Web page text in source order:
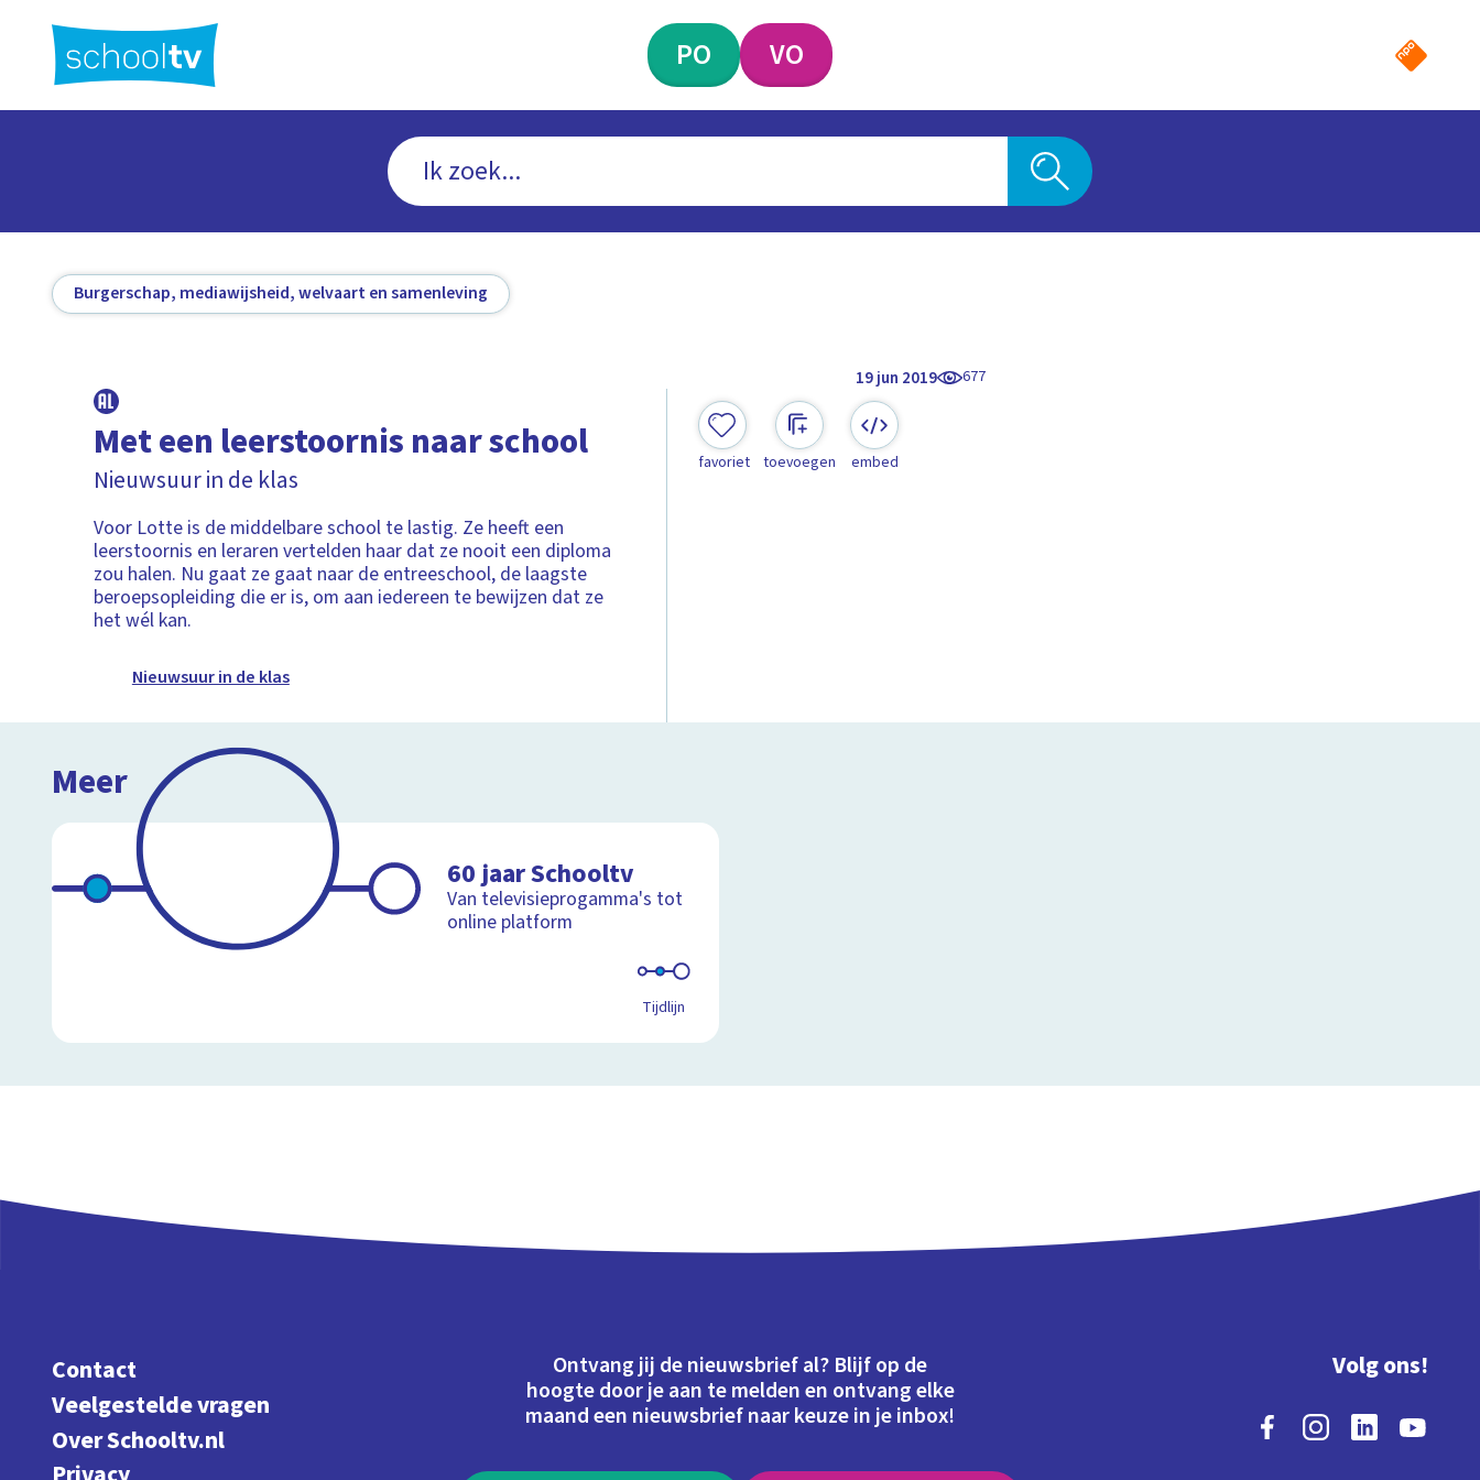
hoofdinhoud
PO VO
Burgerschap, mediawijsheid, welvaart en samenleving
19 jun 2019 677
Met een leerstoornis naar school
Nieuwsuur in de klas
Voor Lotte is de middelbare school te lastig. Ze heeft een
leerstoornis en leraren vertelden haar dat ze nooit een diploma
zou halen. Nu gaat ze gaat naar de entreeschool, de laagste
beroepsopleiding die er is, om aan iedereen te bewijzen dat ze
het wél kan.
Nieuwsuur in de klas
favoriet toevoegen embed
Meer
60 jaar Schooltv
Van televisieprogamma's tot
online platform
Tijdlijn
Contact
Veelgestelde vragen
Over Schooltv.nl
Ontvang jij de nieuwsbrief al? Blijf op de
hoogte door je aan te melden en ontvang elke
maand een nieuwsbrief naar keuze in je inbox!
Volg ons!